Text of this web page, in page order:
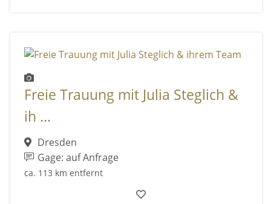
Freie Trauung mit Julia Steglich &
ih ...
Dresden
Gage: auf Anfrage
ca. 113 km entfernt